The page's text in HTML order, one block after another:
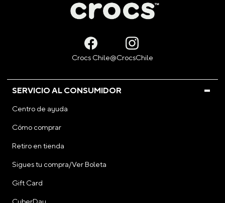
SERVICIO AL CONSUMIDOR
Centro de ayuda
Cómo comprar
Retiro en tienda
Sigues tu compra/Ver Boleta
Gift Card